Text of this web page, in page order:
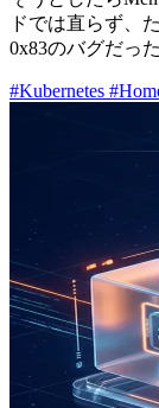
ドでは直らず、
0x83のバグだっ
#Kubernetes